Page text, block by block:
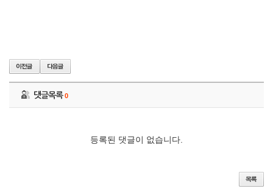
댓글목록0
등록된 댓글이 없습니다.